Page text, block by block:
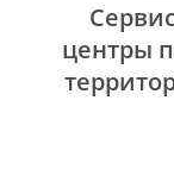
центры